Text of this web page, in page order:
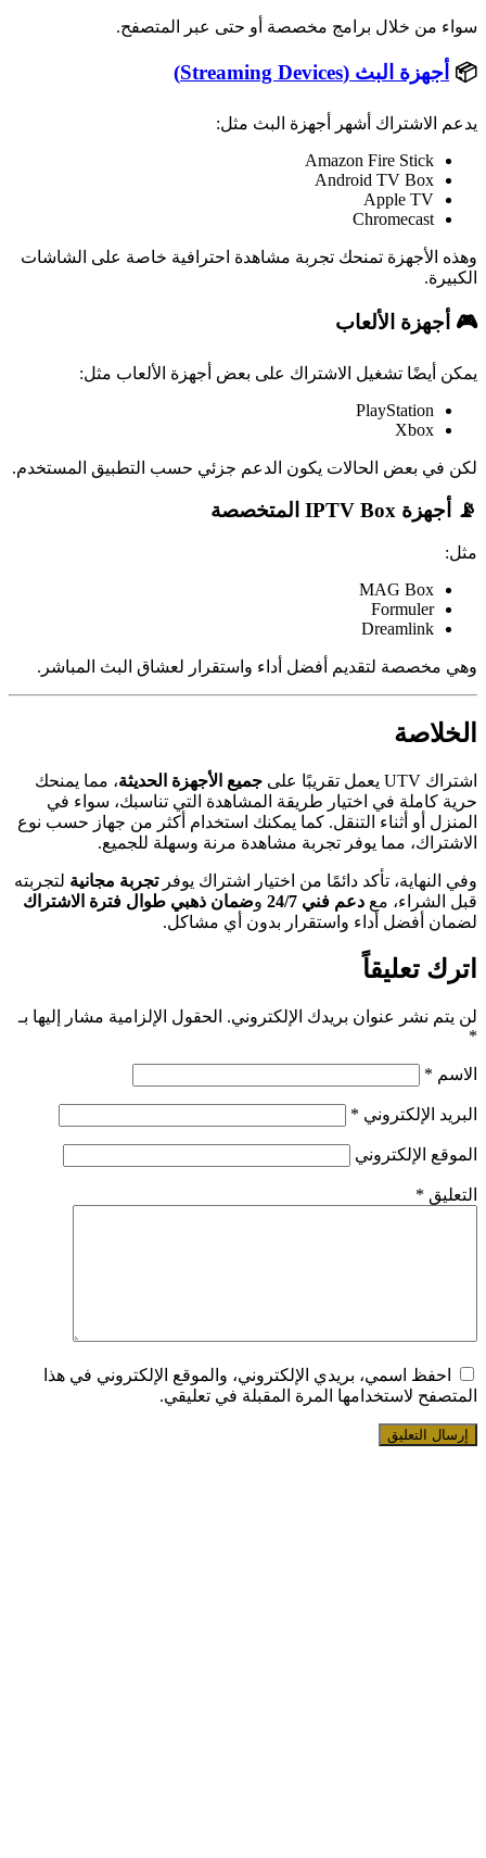
سواء من خلال برامج مخصصة أو حتى عبر المتصفح.
📦 أجهزة البث (Streaming Devices)
يدعم الاشتراك أشهر أجهزة البث مثل:
Amazon Fire Stick
Android TV Box
Apple TV
Chromecast
وهذه الأجهزة تمنحك تجربة مشاهدة احترافية خاصة على الشاشات
الكبيرة.
🎮 أجهزة الألعاب
يمكن أيضًا تشغيل الاشتراك على بعض أجهزة الألعاب مثل:
PlayStation
Xbox
لكن في بعض الحالات يكون الدعم جزئي حسب التطبيق المستخدم.
📡 أجهزة IPTV Box المتخصصة
مثل:
MAG Box
Formuler
Dreamlink
وهي مخصصة لتقديم أفضل أداء واستقرار لعشاق البث المباشر.
الخلاصة
اشتراك UTV يعمل تقريبًا على جميع الأجهزة الحديثة، مما يمنحك
حرية كاملة في اختيار طريقة المشاهدة التي تناسبك، سواء في
المنزل أو أثناء التنقل. كما يمكنك استخدام أكثر من جهاز حسب نوع
الاشتراك، مما يوفر تجربة مشاهدة مرنة وسهلة للجميع.
وفي النهاية، تأكد دائمًا من اختيار اشتراك يوفرتجربة مجانية لتجربته
قبل الشراء، مع دعم فني 24/7 وضمان ذهبي طوال فترة الاشتراك
لضمان أفضل أداء واستقرار بدون أي مشاكل.
اترك تعليقاً
لن يتم نشر عنوان بريدك الإلكتروني. الحقول الإلزامية مشار إليها بـ
*
الاسم *
البريد الإلكتروني *
الموقع الإلكتروني
التعليق *
احفظ اسمي، بريدي الإلكتروني، والموقع الإلكتروني في هذا
المتصفح لاستخدامها المرة المقبلة في تعليقي.